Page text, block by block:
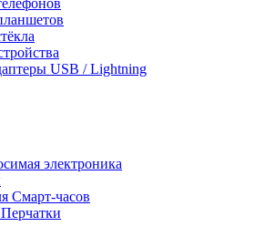
USB / Lightning
электроника
Смарт-часов